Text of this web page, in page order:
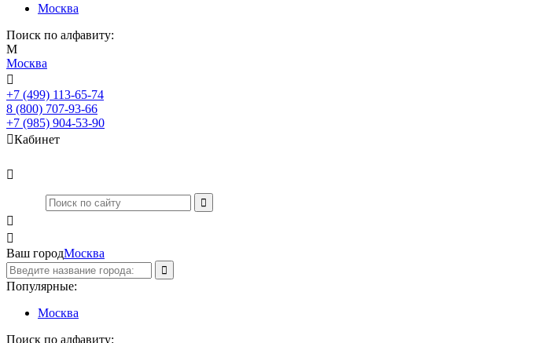
Москва
Поиск по алфавиту:
М
Москва

+7 (499) 113-65-74
8 (800) 707-93-66
+7 (985) 904-53-90
Кабинет



Ваш городМосква
Популярные:
Москва
Поиск по алфавиту: